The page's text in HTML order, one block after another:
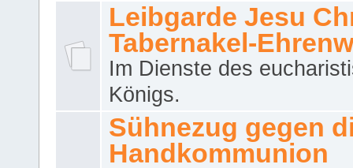
Leibgarde Jesu
Tabernakel-
Im Dienste des
Königs.
Sühnezug gegen
Handkommunion